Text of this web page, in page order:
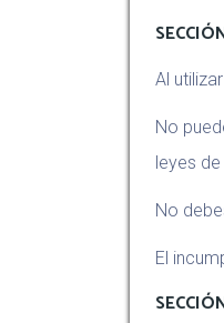
Al
No
leyes
No
El